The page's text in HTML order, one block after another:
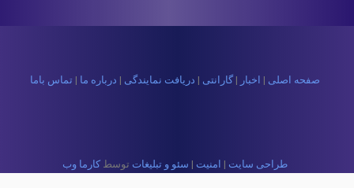
صفحه اصلی | اخبار | گارانتی | دریافت نمایندگی | درباره ما | تماس باما
طراحی سایت | امنیت | سئو و تبلیغات توسط کارما وب